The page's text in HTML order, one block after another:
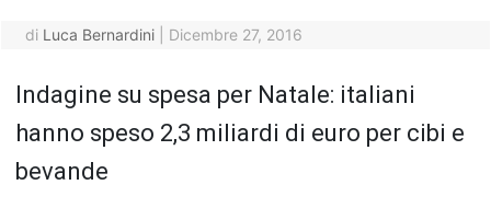
di Luca Bernardini Dicembre 27, 2016
Indagine su spesa per Natale: italiani
hanno speso 2,3 miliardi di euro per cibi e
bevande